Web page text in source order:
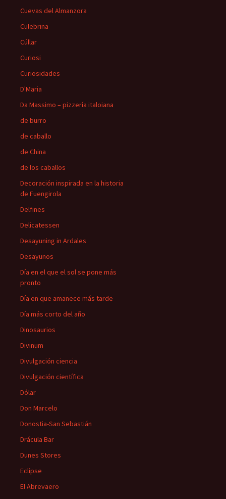
Cuevas del Almanzora
Culebrina
Cúllar
Curiosi
Curiosidades
D'Maria
Da Massimo – pizzería italoiana
de burro
de caballo
de China
de los caballos
Decoración inspirada en la historia
de Fuengirola
Delfines
Delicatessen
Desayuning in Ardales
Desayunos
Día en el que el sol se pone más
pronto
Día en que amanece más tarde
Día más corto del año
Dinosaurios
Divinum
Divulgación ciencia
Divulgación científica
Dólar
Don Marcelo
Donostia-San Sebastián
Drácula Bar
Dunes Stores
Eclipse
El Abrevaero